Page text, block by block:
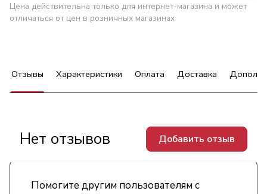
Цена действительна только для интернет-магазина и может
отличаться от цен в розничных магазинах
Отзывы Характеристики Оплата Доставка
Помогите другим пользователям с
Нет отзывов Добавить отзыв